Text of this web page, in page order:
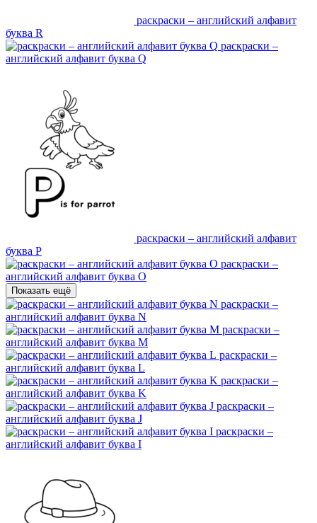
раскраски – английский алфавит
буква R
раскраски –
английский алфавит буква Q
раскраски – английский алфавит
буква P
раскраски –
английский алфавит буква O
Показать ещё
раскраски –
английский алфавит буква N
раскраски –
английский алфавит буква M
раскраски –
английский алфавит буква L
раскраски –
английский алфавит буква K
раскраски –
английский алфавит буква J
раскраски –
английский алфавит буква I